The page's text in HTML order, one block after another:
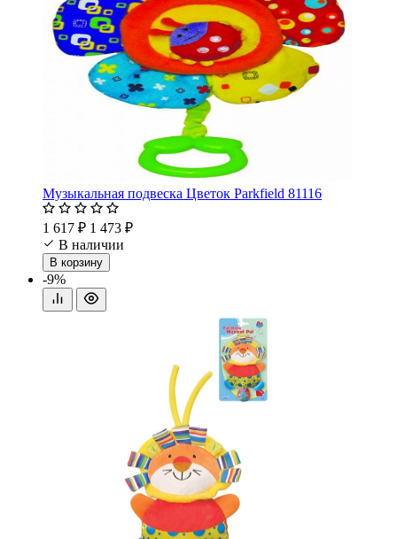
Музыкальная подвеска Цветок Parkfield 81116
1 617 ₽ 1 473 ₽
В наличии
В корзину
-9%